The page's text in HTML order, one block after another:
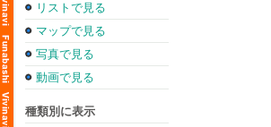
リストで見る
マップで見る
写真で見る
動画で見る
種類別に表示